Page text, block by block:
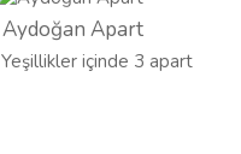
Aydoğan Apart
Yeşillikler içinde 3 apart